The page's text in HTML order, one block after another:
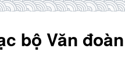
bộ Văn